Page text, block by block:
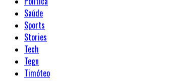
Saúde
Sports
Stories
Tech
Tegn
Timóteo